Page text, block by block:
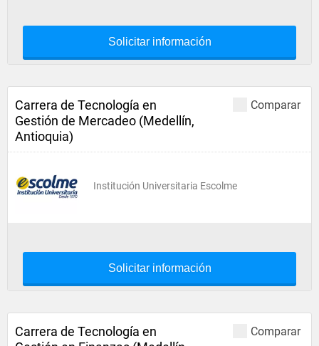
Solicitar información
Comparar
Carrera de Tecnología en
Gestión de Mercadeo (Medellín,
Antioquia)
Institución Universitaria Escolme
Solicitar información
Comparar
Carrera de Tecnología en